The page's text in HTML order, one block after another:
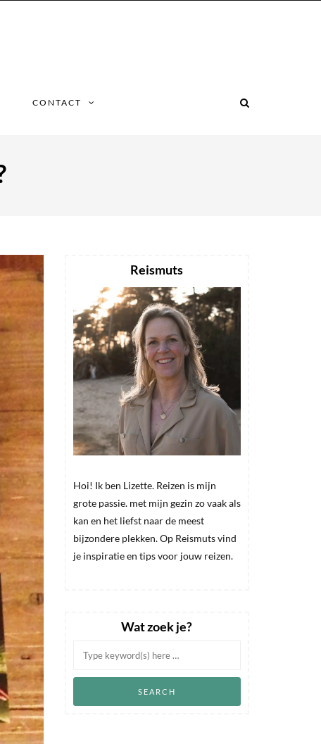
CONTACT
Reismuts
Hoi! Ik ben Lizette. Reizen is mijn
grote passie. met mijn gezin zo vaak als
kan en het liefst naar de meest
bijzondere plekken. Op Reismuts vind
je inspiratie en tips voor jouw reizen.
Wat zoek je?